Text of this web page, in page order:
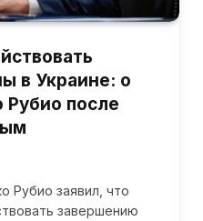
в Украине: о
Рубио после
Рубио заявил, что
завершению